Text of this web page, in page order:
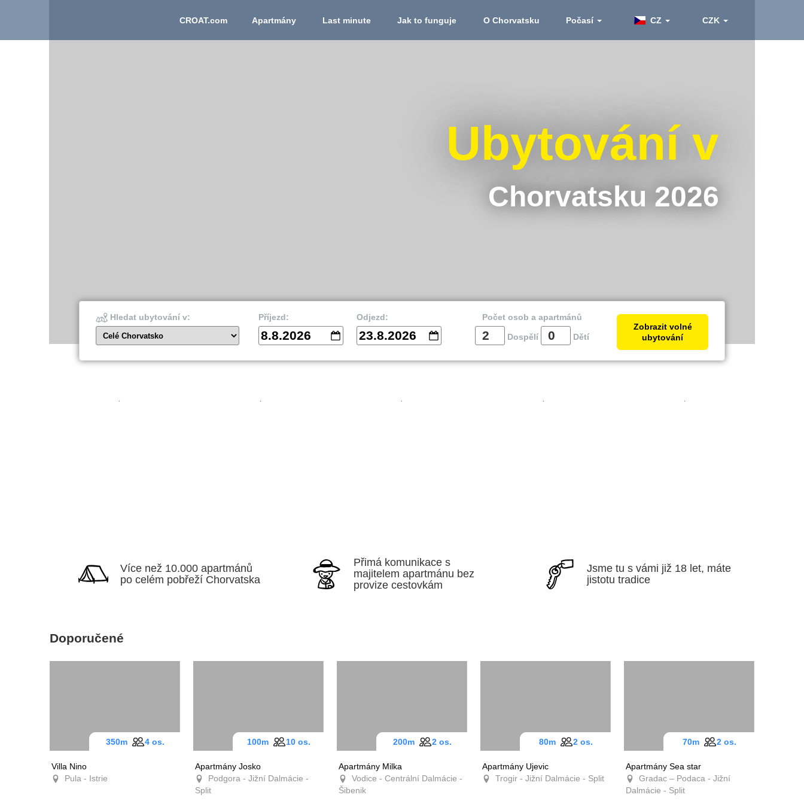
CROAT.com Apartmány Last minute Jak to funguje O Chorvatsku Počasí CZ CZK
Ubytování v
Chorvatsku 2026
Hledat ubytování v:
Celé Chorvatsko
Příjezd:
8.8.2026
Odjezd:
23.8.2026
Počet osob a apartmánů
Dospělí Dětí
Zobrazit volné
ubytování
Více než 10.000 apartmánů
po celém pobřeží Chorvatska
Přimá komunikace s
majitelem apartmánu bez
provize cestovkám
Jsme tu s vámi již 18 let, máte
jistotu tradice
Doporučené
Villa Nino
Pula - Istrie
350m 4 os.
Apartmány Josko
Podgora - Jižní Dalmácie -
Split
100m 10 os.
Apartmány Milka
Vodice - Centrální Dalmácie -
Šibenik
200m 2 os.
Apartmány Ujevic
Trogir - Jižní Dalmácie - Split
80m 2 os.
Apartmány Sea star
Gradac – Podaca - Jižní
Dalmácie - Split
70m 2 os.